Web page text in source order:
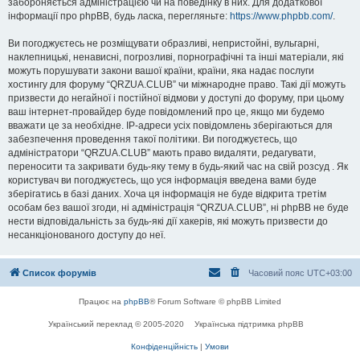
забороняється адміністрацією чи на поведінку в них. Для додаткової
інформації про phpBB, будь ласка, перегляньте: https://www.phpbb.com/.
Ви погоджуєтесь не розміщувати образливі, непристойні, вульгарні,
наклепницькі, ненависні, погрозливі, порнографічні та інші матеріали, які
можуть порушувати закони вашої країни, країни, яка надає послуги
хостингу для форуму “QRZUA.CLUB” чи міжнародне право. Такі дії можуть
призвести до негайної і постійної відмови у доступі до форуму, при цьому
ваш інтернет-провайдер буде повідомлений про це, якщо ми будемо
вважати це за необхідне. IP-адреси усіх повідомлень зберігаються для
забезпечення проведення такої політики. Ви погоджуєтесь, що
адміністратори “QRZUA.CLUB” мають право видаляти, редагувати,
переносити та закривати будь-яку тему в будь-який час на свій розсуд . Як
користувач ви погоджуєтесь, що уся інформація введена вами буде
зберігатись в базі даних. Хоча ця інформація не буде відкрита третім
особам без вашої згоди, ні адміністрація “QRZUA.CLUB”, ні phpBB не буде
нести відповідальність за будь-які дії хакерів, які можуть призвести до
несанкціонованого доступу до неї.
Список форумів Часовий пояс UTC+03:00
Працює на phpBB® Forum Software © phpBB Limited
Український переклад © 2005-2020 Українська підтримка phpBB
Конфіденційність | Умови